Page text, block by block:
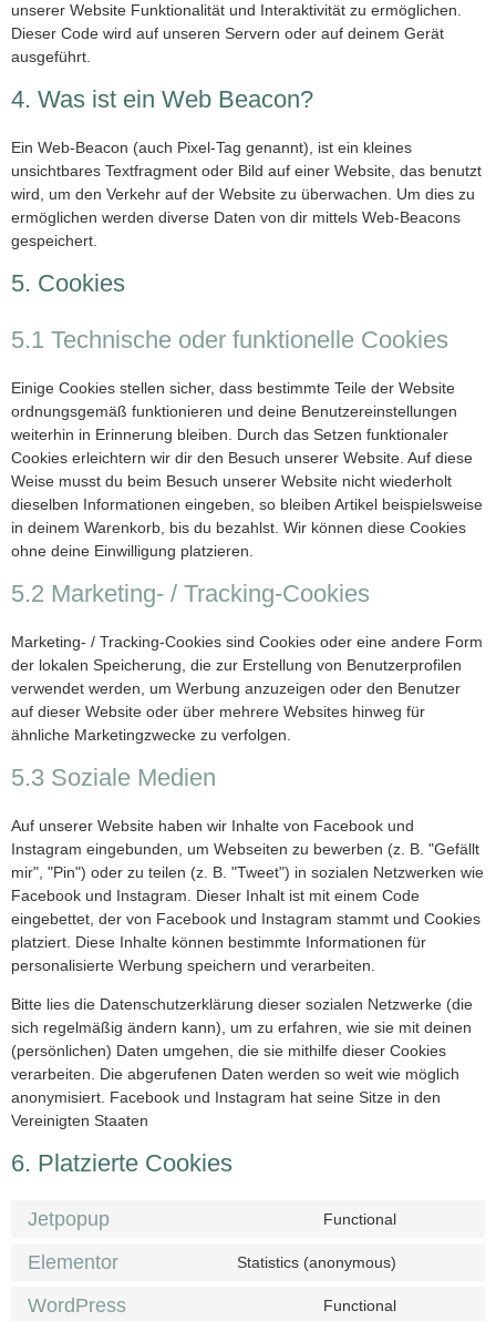
unserer Website Funktionalität und Interaktivität zu ermöglichen.
Dieser Code wird auf unseren Servern oder auf deinem Gerät
ausgeführt.
4. Was ist ein Web Beacon?
Ein Web-Beacon (auch Pixel-Tag genannt), ist ein kleines
unsichtbares Textfragment oder Bild auf einer Website, das benutzt
wird, um den Verkehr auf der Website zu überwachen. Um dies zu
ermöglichen werden diverse Daten von dir mittels Web-Beacons
gespeichert.
5. Cookies
5.1 Technische oder funktionelle Cookies
Einige Cookies stellen sicher, dass bestimmte Teile der Website
ordnungsgemäß funktionieren und deine Benutzereinstellungen
weiterhin in Erinnerung bleiben. Durch das Setzen funktionaler
Cookies erleichtern wir dir den Besuch unserer Website. Auf diese
Weise musst du beim Besuch unserer Website nicht wiederholt
dieselben Informationen eingeben, so bleiben Artikel beispielsweise
in deinem Warenkorb, bis du bezahlst. Wir können diese Cookies
ohne deine Einwilligung platzieren.
5.2 Marketing- / Tracking-Cookies
Marketing- / Tracking-Cookies sind Cookies oder eine andere Form
der lokalen Speicherung, die zur Erstellung von Benutzerprofilen
verwendet werden, um Werbung anzuzeigen oder den Benutzer
auf dieser Website oder über mehrere Websites hinweg für
ähnliche Marketingzwecke zu verfolgen.
5.3 Soziale Medien
Auf unserer Website haben wir Inhalte von Facebook und
Instagram eingebunden, um Webseiten zu bewerben (z. B. "Gefällt
mir", "Pin") oder zu teilen (z. B. "Tweet") in sozialen Netzwerken wie
Facebook und Instagram. Dieser Inhalt ist mit einem Code
eingebettet, der von Facebook und Instagram stammt und Cookies
platziert. Diese Inhalte können bestimmte Informationen für
personalisierte Werbung speichern und verarbeiten.
Bitte lies die Datenschutzerklärung dieser sozialen Netzwerke (die
sich regelmäßig ändern kann), um zu erfahren, wie sie mit deinen
(persönlichen) Daten umgehen, die sie mithilfe dieser Cookies
verarbeiten. Die abgerufenen Daten werden so weit wie möglich
anonymisiert. Facebook und Instagram hat seine Sitze in den
Vereinigten Staaten
6. Platzierte Cookies
Jetpopup Functional
Elementor Statistics (anonymous)
WordPress Functional